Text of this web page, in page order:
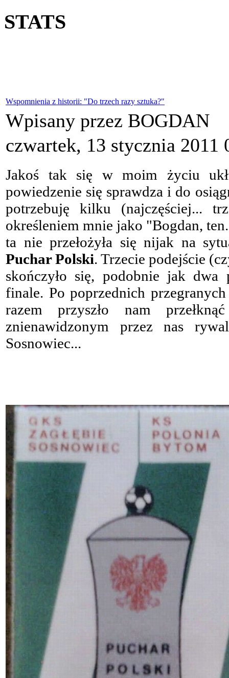
STATS
Wspomnienia z historii: "Do trzech razy sztuka?"
Wpisany przez BOGDAN
czwartek, 13 stycznia 2011
Jakoś tak się w moim życiu
powiedzenie się sprawdza i do
potrzebuję kilku (najczęściej...
określeniem mnie jako "Bogdan,
ta nie przełożyła się nijak na
Puchar Polski. Trzecie podejście
skończyło się, podobnie jak dwa
finale. Po poprzednich
razem przyszło nam
znienawidzonym przez nas
Sosnowiec...